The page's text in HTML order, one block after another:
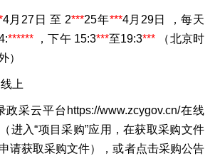
4月27日至 2***25年***4月29日
，每天
****** ，下午 15:3***至19:3***
（北京时
）
上
政采云平台https://www.zcygov.cn/在线
进入“项目采购”应用，在获取采购文件
请获取采购文件），或者点击采购公告